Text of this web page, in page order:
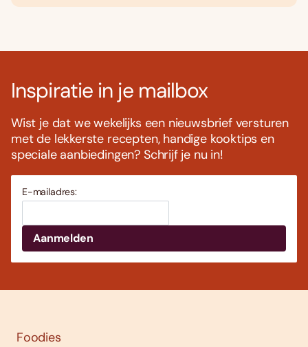
Inspiratie in je mailbox
Wist je dat we wekelijks een nieuwsbrief versturen
met de lekkerste recepten, handige kooktips en
speciale aanbiedingen? Schrijf je nu in!
E-mailadres:
Foodies